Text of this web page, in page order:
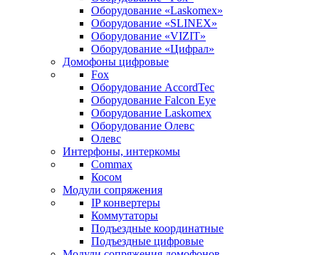
Оборудование «Laskomex»
Оборудование «SLINEX»
Оборудование «VIZIT»
Оборудование «Цифрал»
Домофоны цифровые
Fox
Оборудование AccordTec
Оборудование Falcon Eye
Оборудование Laskomex
Оборудование Олевс
Олевс
Интерфоны, интеркомы
Commax
Косом
Модули сопряжения
IP конвертеры
Коммутаторы
Подъездные координатные
Подъездные цифровые